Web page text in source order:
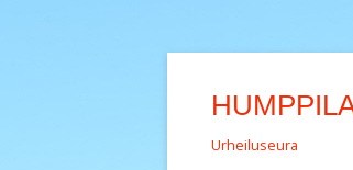
Urheiluseura